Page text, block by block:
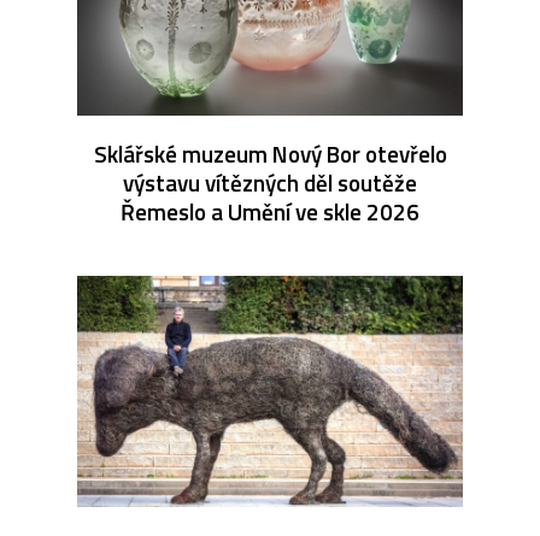
Sklářské muzeum Nový Bor otevřelo
výstavu vítězných děl soutěže
Řemeslo a Umění ve skle 2026